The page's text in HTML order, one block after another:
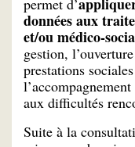
données aux
et/ou médico-
gestion,
prestations
aux difficultés
Suite à la